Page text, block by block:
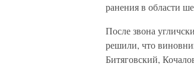
ранения в области
После звона
решили, что
Битяговский,